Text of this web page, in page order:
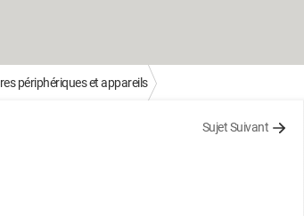
périphériques et appareils
Sujet Suivant